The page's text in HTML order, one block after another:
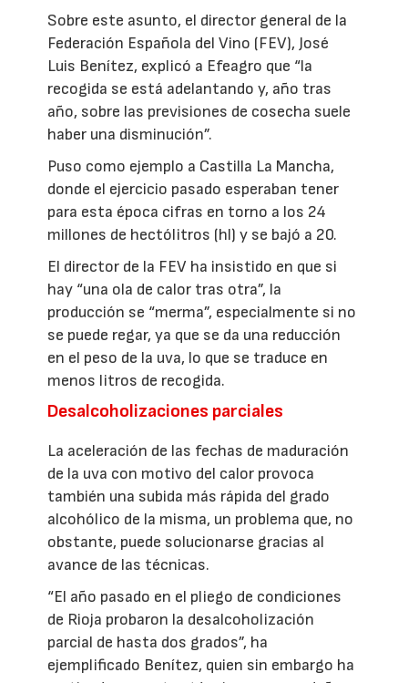
Sobre este asunto, el director general de la
Federación Española del Vino (FEV), José
Luis Benítez, explicó a Efeagro que “la
recogida se está adelantando y, año tras
año, sobre las previsiones de cosecha suele
haber una disminución”.
Puso como ejemplo a Castilla La Mancha,
donde el ejercicio pasado esperaban tener
para esta época cifras en torno a los 24
millones de hectólitros (hl) y se bajó a 20.
El director de la FEV ha insistido en que si
hay “una ola de calor tras otra”, la
producción se “merma”, especialmente si no
se puede regar, ya que se da una reducción
en el peso de la uva, lo que se traduce en
menos litros de recogida.
Desalcoholizaciones parciales
La aceleración de las fechas de maduración
de la uva con motivo del calor provoca
también una subida más rápida del grado
alcohólico de la misma, un problema que, no
obstante, puede solucionarse gracias al
avance de las técnicas.
“El año pasado en el pliego de condiciones
de Rioja probaron la desalcoholización
parcial de hasta dos grados”, ha
ejemplificado Benítez, quien sin embargo ha